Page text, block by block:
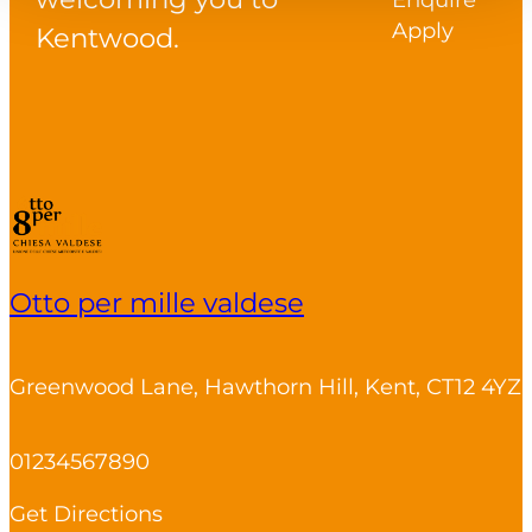
Kentwood.
Apply
Otto per mille valdese
Greenwood Lane, Hawthorn Hill, Kent, CT12 4YZ
01234567890
Get Directions